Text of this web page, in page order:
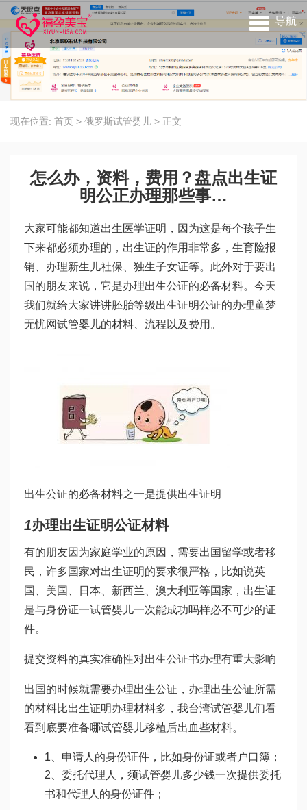
导航
现在位置: 首页 > 俄罗斯试管婴儿 > 正文
怎么办，资料，费用？盘点出生证
明公正办理那些事…
大家可能都知道出生医学证明，因为这是每个孩子生
下来都必须办理的，出生证的作用非常多，生育险报
销、办理新生儿社保、独生子女证等。此外对于要出
国的朋友来说，它是办理出生公证的必备材料。今天
我们就给大家讲讲胚胎等级出生证明公证的办理童梦
无忧网试管婴儿的材料、流程以及费用。
出生公证的必备材料之一是提供出生证明
1办理出生证明公证材料
有的朋友因为家庭学业的原因，需要出国留学或者移
民，许多国家对出生证明的要求很严格，比如说英
国、美国、日本、新西兰、澳大利亚等国家，出生证
是与身份证一试管婴儿一次能成功吗样必不可少的证
件。
提交资料的真实准确性对出生公证书办理有重大影响
出国的时候就需要办理出生公证，办理出生公证所需
的材料比出生证明办理材料多，我台湾试管婴儿们看
看到底要准备哪试管婴儿移植后出血些材料。
1、申请人的身份证件，比如身份证或者户口簿；
2、委托代理人，须试管婴儿多少钱一次提供委托
书和代理人的身份证件；